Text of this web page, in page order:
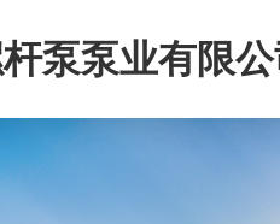
泵泵业有限